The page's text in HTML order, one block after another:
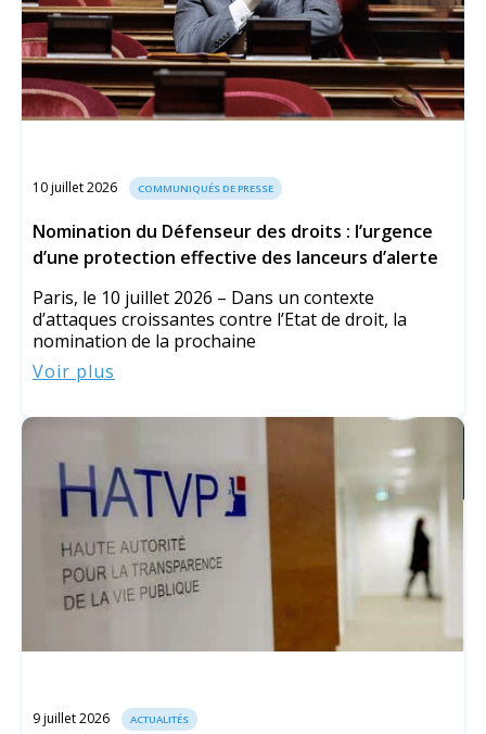
10 juillet 2026 COMMUNIQUÉS DE PRESSE
Nomination du Défenseur des droits : l’urgence
d’une protection effective des lanceurs d’alerte
Paris, le 10 juillet 2026 – Dans un contexte
d’attaques croissantes contre l’Etat de droit, la
nomination de la prochaine
Voir plus
9 juillet 2026 ACTUALITÉS